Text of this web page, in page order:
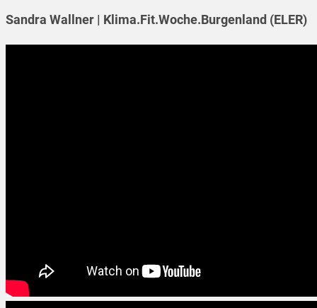
Sandra Wallner | Klima.Fit.Woche.Burgenland (ELER)